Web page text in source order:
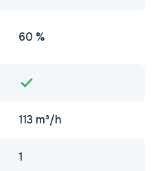
60 %
113 m³/h
1